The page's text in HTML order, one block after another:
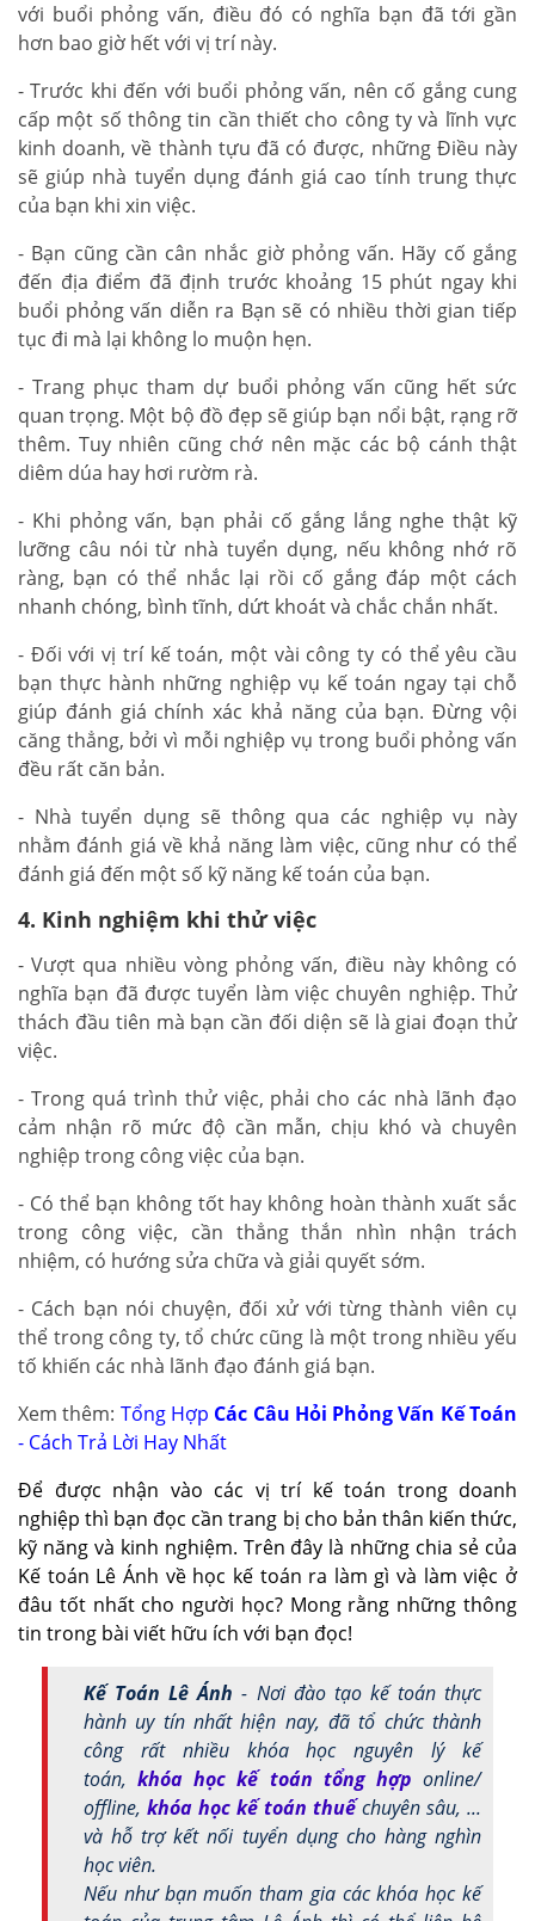
với buổi phỏng vấn, điều đó có nghĩa bạn đã tới gần
hơn bao giờ hết với vị trí này.
- Trước khi đến với buổi phỏng vấn, nên cố gắng cung
cấp một số thông tin cần thiết cho công ty và lĩnh vực
kinh doanh, về thành tựu đã có được, những Điều này
sẽ giúp nhà tuyển dụng đánh giá cao tính trung thực
của bạn khi xin việc.
- Bạn cũng cần cân nhắc giờ phỏng vấn. Hãy cố gắng
đến địa điểm đã định trước khoảng 15 phút ngay khi
buổi phỏng vấn diễn ra Bạn sẽ có nhiều thời gian tiếp
tục đi mà lại không lo muộn hẹn.
- Trang phục tham dự buổi phỏng vấn cũng hết sức
quan trọng. Một bộ đồ đẹp sẽ giúp bạn nổi bật, rạng rỡ
thêm. Tuy nhiên cũng chớ nên mặc các bộ cánh thật
diêm dúa hay hơi rườm rà.
- Khi phỏng vấn, bạn phải cố gắng lắng nghe thật kỹ
lưỡng câu nói từ nhà tuyển dụng, nếu không nhớ rõ
ràng, bạn có thể nhắc lại rồi cố gắng đáp một cách
nhanh chóng, bình tĩnh, dứt khoát và chắc chắn nhất.
- Đối với vị trí kế toán, một vài công ty có thể yêu cầu
bạn thực hành những nghiệp vụ kế toán ngay tại chỗ
giúp đánh giá chính xác khả năng của bạn. Đừng vội
căng thẳng, bởi vì mỗi nghiệp vụ trong buổi phỏng vấn
đều rất căn bản.
- Nhà tuyển dụng sẽ thông qua các nghiệp vụ này
nhằm đánh giá về khả năng làm việc, cũng như có thể
đánh giá đến một số kỹ năng kế toán của bạn.
4. Kinh nghiệm khi thử việc
- Vượt qua nhiều vòng phỏng vấn, điều này không có
nghĩa bạn đã được tuyển làm việc chuyên nghiệp. Thử
thách đầu tiên mà bạn cần đối diện sẽ là giai đoạn thử
việc.
- Trong quá trình thử việc, phải cho các nhà lãnh đạo
cảm nhận rõ mức độ cần mẫn, chịu khó và chuyên
nghiệp trong công việc của bạn.
- Có thể bạn không tốt hay không hoàn thành xuất sắc
trong công việc, cần thẳng thắn nhìn nhận trách
nhiệm, có hướng sửa chữa và giải quyết sớm.
- Cách bạn nói chuyện, đối xử với từng thành viên cụ
thể trong công ty, tổ chức cũng là một trong nhiều yếu
tố khiến các nhà lãnh đạo đánh giá bạn.
Xem thêm: Tổng Hợp Các Câu Hỏi Phỏng Vấn Kế Toán
- Cách Trả Lời Hay Nhất
Để được nhận vào các vị trí kế toán trong doanh
nghiệp thì bạn đọc cần trang bị cho bản thân kiến thức,
kỹ năng và kinh nghiệm. Trên đây là những chia sẻ của
Kế toán Lê Ánh về học kế toán ra làm gì và làm việc ở
đâu tốt nhất cho người học? Mong rằng những thông
tin trong bài viết hữu ích với bạn đọc!
Kế Toán Lê Ánh - Nơi đào tạo kế toán thực
hành uy tín nhất hiện nay, đã tổ chức thành
công rất nhiều khóa học nguyên lý kế
toán,khóa học kế toán tổng hợp online/
offline, khóa học kế toán thuếchuyên sâu, ...
và hỗ trợ kết nối tuyển dụng cho hàng nghìn
học viên.
Nếu như bạn muốn tham gia các khóa học kế